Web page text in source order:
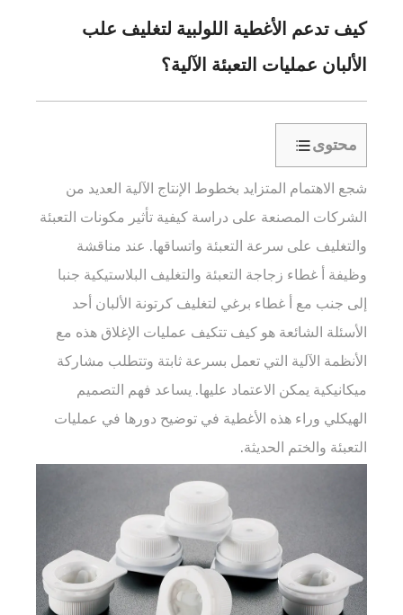
كيف تدعم الأغطية اللولبية لتغليف علب
الألبان عمليات التعبئة الآلية؟
محتوى
1
هندسة
مستقرة
لتحديد
موضع
بدقة
2
تصميم
الخيوط
الذي
مع
الآلي
3
قوة
شجع الاهتمام المتزايد بخطوط الإنتاج الآلية العديد من
الشركات المصنعة على دراسة كيفية تأثير مكونات التعبئة
والتغليف على سرعة التعبئة واتساقها. عند مناقشة
وظيفة أغطاء زجاجة التعبئة والتغليف البلاستيكية جنبا
إلى جنب مع أغطاء برغي لتغليف كرتونة الألبان أحد
الأسئلة الشائعة هو كيف تتكيف عمليات الإغلاق هذه مع
الأنظمة الآلية التي تعمل بسرعة ثابتة وتتطلب مشاركة
ميكانيكية يمكن الاعتماد عليها. يساعد فهم التصميم
الهيكلي وراء هذه الأغطية في توضيح دورها في عمليات
التعبئة والختم الحديثة.